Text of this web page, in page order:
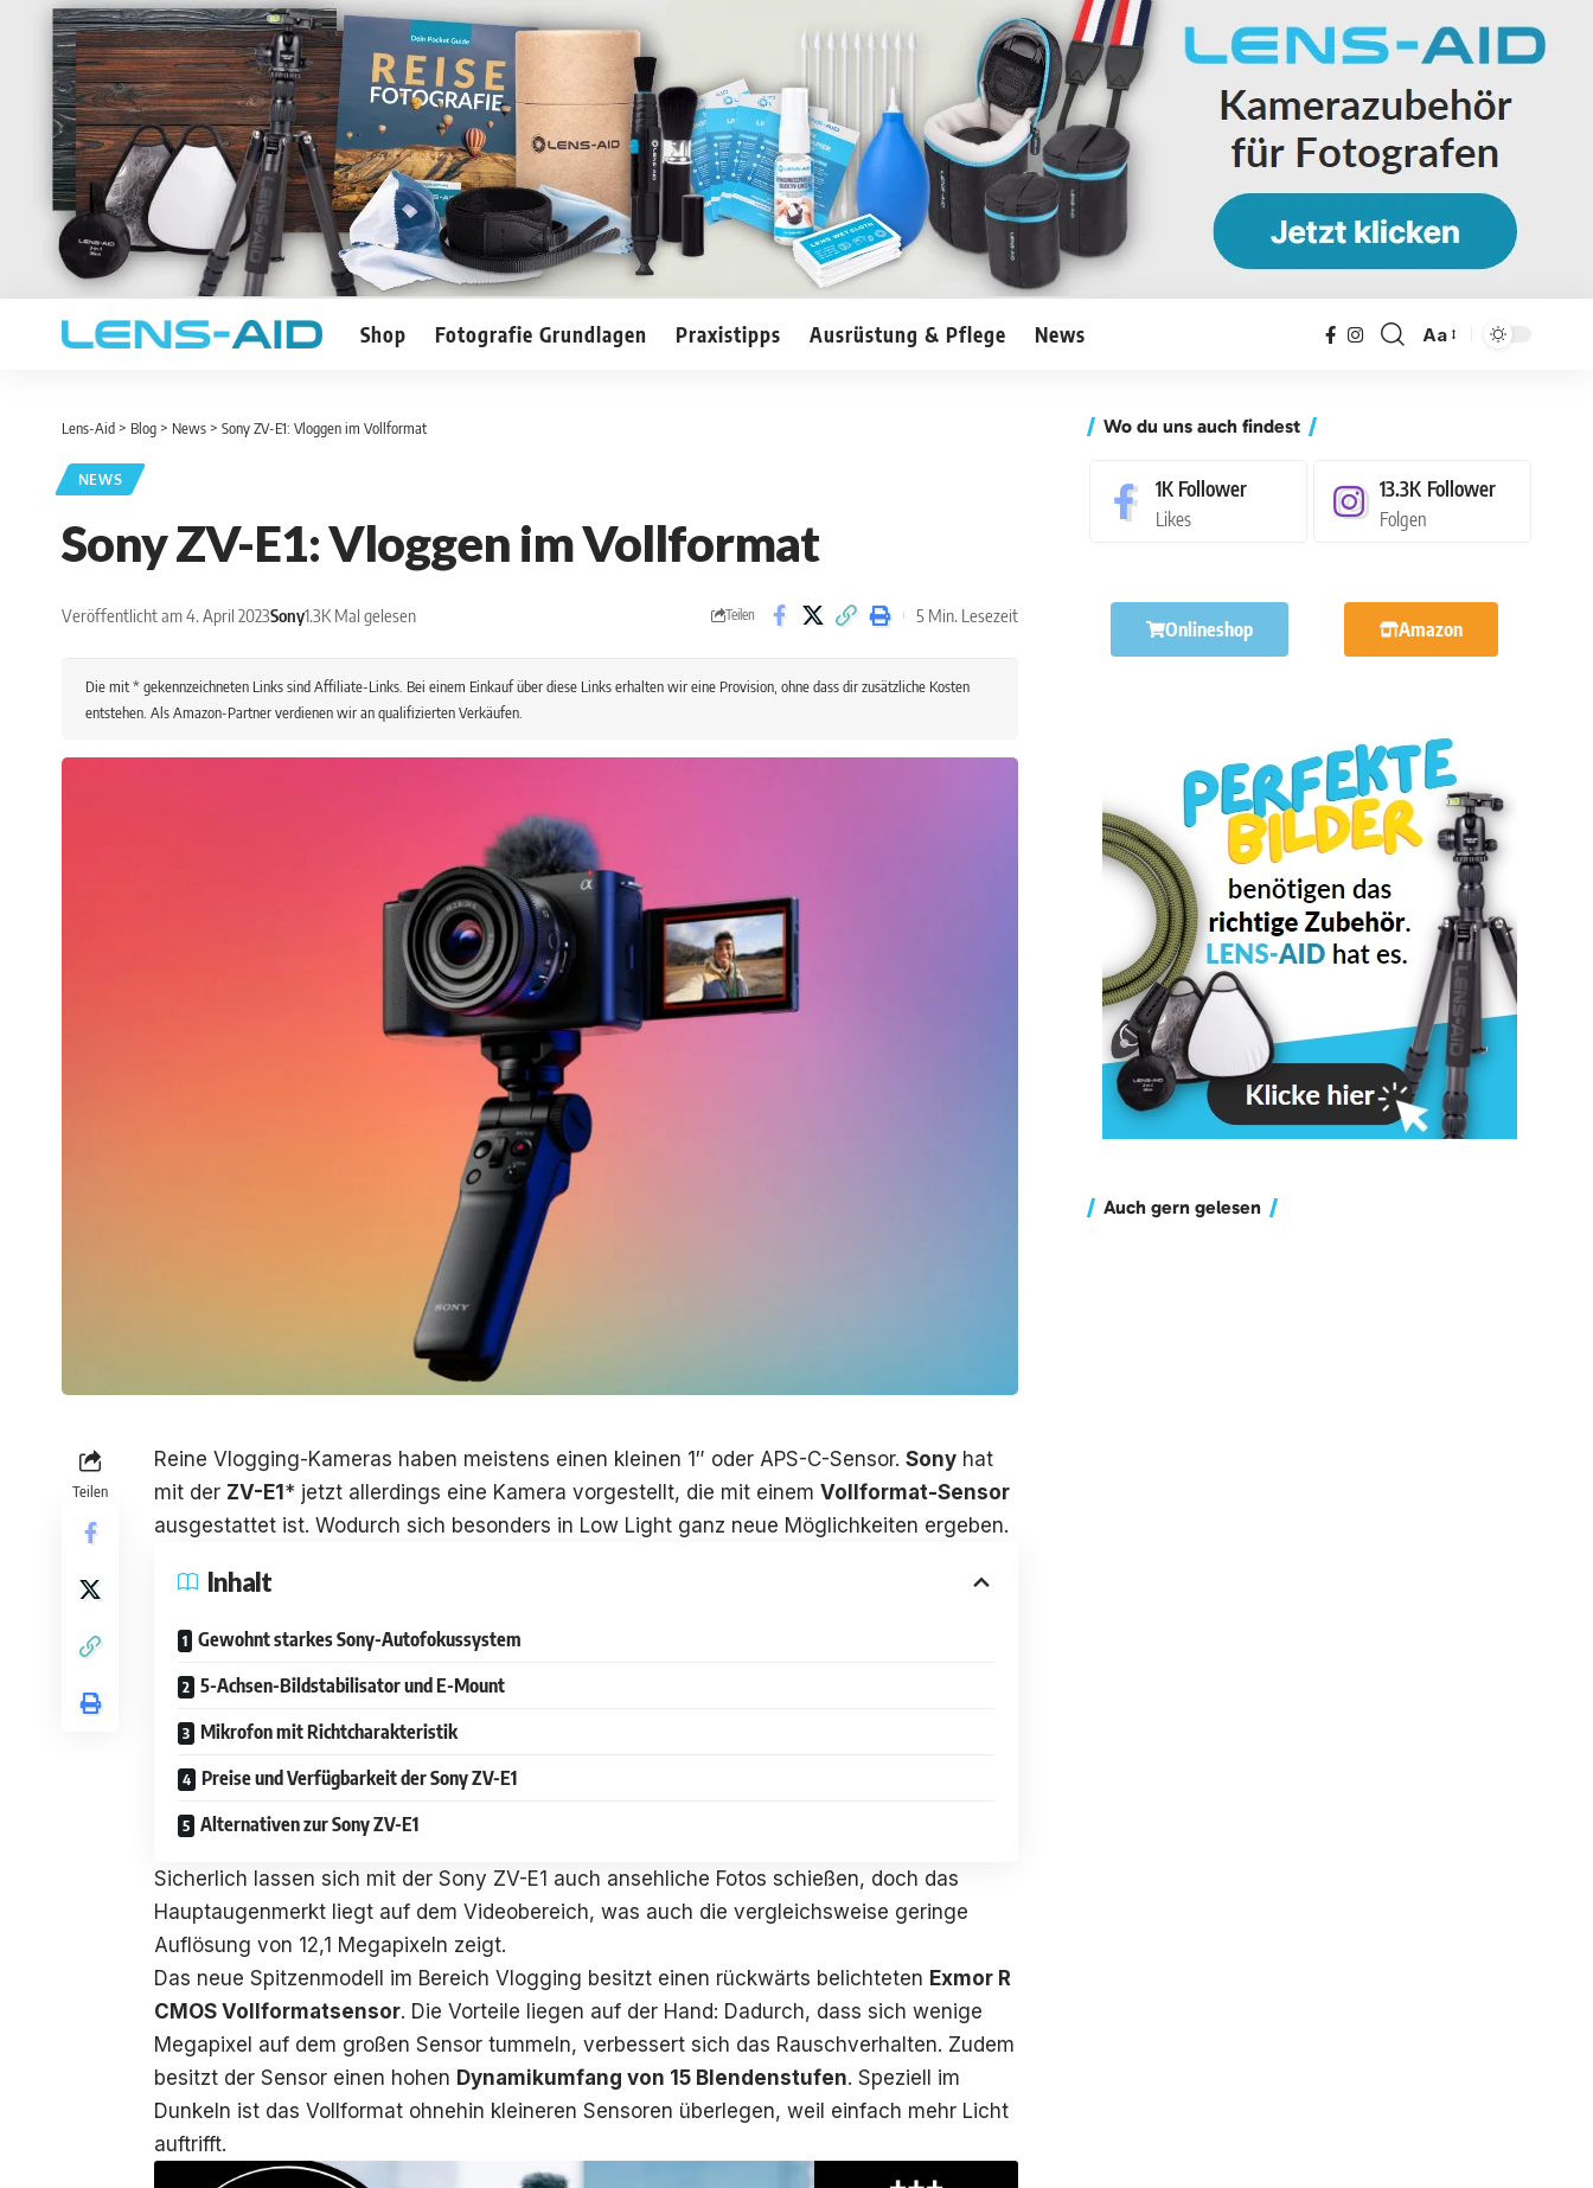
Shop Fotografie Grundlagen Praxistipps Ausrüstung & Pflege News Aa
Lens-Aid > Blog > News > Sony ZV-E1: Vloggen im Vollformat
NEWS
Sony ZV-E1: Vloggen im Vollformat
Veröffentlicht am 4. April 2023Sony1.3K Mal gelesen Teilen 5 Min. Lesezeit
Die mit * gekennzeichneten Links sind Affiliate-Links. Bei einem Einkauf über diese Links erhalten wir eine Provision, ohne dass dir zusätzliche Kosten
entstehen. Als Amazon-Partner verdienen wir an qualifizierten Verkäufen.
Teilen
Reine Vlogging-Kameras haben meistens einen kleinen 1″ oder APS-C-Sensor. Sony hat
mit der ZV-E1* jetzt allerdings eine Kamera vorgestellt, die mit einem Vollformat-Sensor
ausgestattet ist. Wodurch sich besonders in Low Light ganz neue Möglichkeiten ergeben.
Inhalt
Gewohnt starkes Sony-Autofokussystem
5-Achsen-Bildstabilisator und E-Mount
Mikrofon mit Richtcharakteristik
Preise und Verfügbarkeit der Sony ZV-E1
Alternativen zur Sony ZV-E1
Sicherlich lassen sich mit der Sony ZV-E1 auch ansehliche Fotos schießen, doch das
Hauptaugenmerkt liegt auf dem Videobereich, was auch die vergleichsweise geringe
Auflösung von 12,1 Megapixeln zeigt.
Das neue Spitzenmodell im Bereich Vlogging besitzt einen rückwärts belichteten Exmor R
CMOS Vollformatsensor. Die Vorteile liegen auf der Hand: Dadurch, dass sich wenige
Megapixel auf dem großen Sensor tummeln, verbessert sich das Rauschverhalten. Zudem
besitzt der Sensor einen hohen Dynamikumfang von 15 Blendenstufen. Speziell im
Dunkeln ist das Vollformat ohnehin kleineren Sensoren überlegen, weil einfach mehr Licht
auftrifft.
Wo du uns auch findest
1K Follower
Likes
13.3K Follower
Folgen
Onlineshop Amazon
Auch gern gelesen